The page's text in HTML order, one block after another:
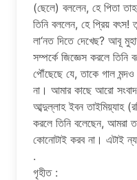
(ছেলে) বললেন, হে পিতা
তিনি বললেন, হে প্রিয় বৎস!
লা‘নত দিতে দেখেছ? আবূ
সম্পর্কে জিজ্ঞেস করলে তিনি
পৌঁছেছে যে, তাকে গাল মন্দও
না। আমার কাছে আরো
আব্দুল্লাহ ইবন তাইমিয়্যাহ
করলে তিনি বলেছেন, আমরা
কোনোটাই করব না। এটাই
.
গৃহীত :